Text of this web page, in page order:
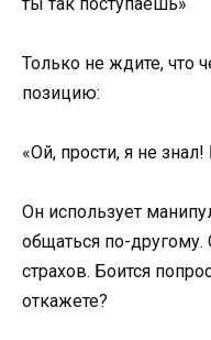
Только не ждите, что
позицию:
«Ой, прости, я не
Он использует
общаться по-
страхов. Боится
откажете?